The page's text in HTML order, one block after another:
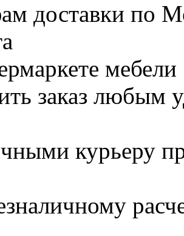
доставки по
заказ любым
курьеру